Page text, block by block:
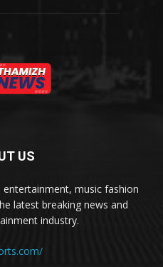
US
music fashion
latest breaking news and
industry.